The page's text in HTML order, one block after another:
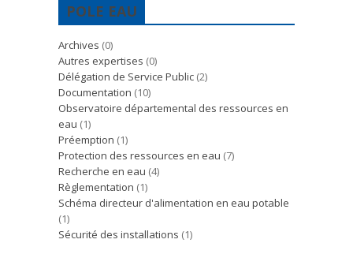
POLE EAU
Archives (0)
Autres expertises (0)
Délégation de Service Public (2)
Documentation (10)
Observatoire départemental des ressources en
eau (1)
Préemption (1)
Protection des ressources en eau (7)
Recherche en eau (4)
Règlementation (1)
Schéma directeur d'alimentation en eau potable
(1)
Sécurité des installations (1)